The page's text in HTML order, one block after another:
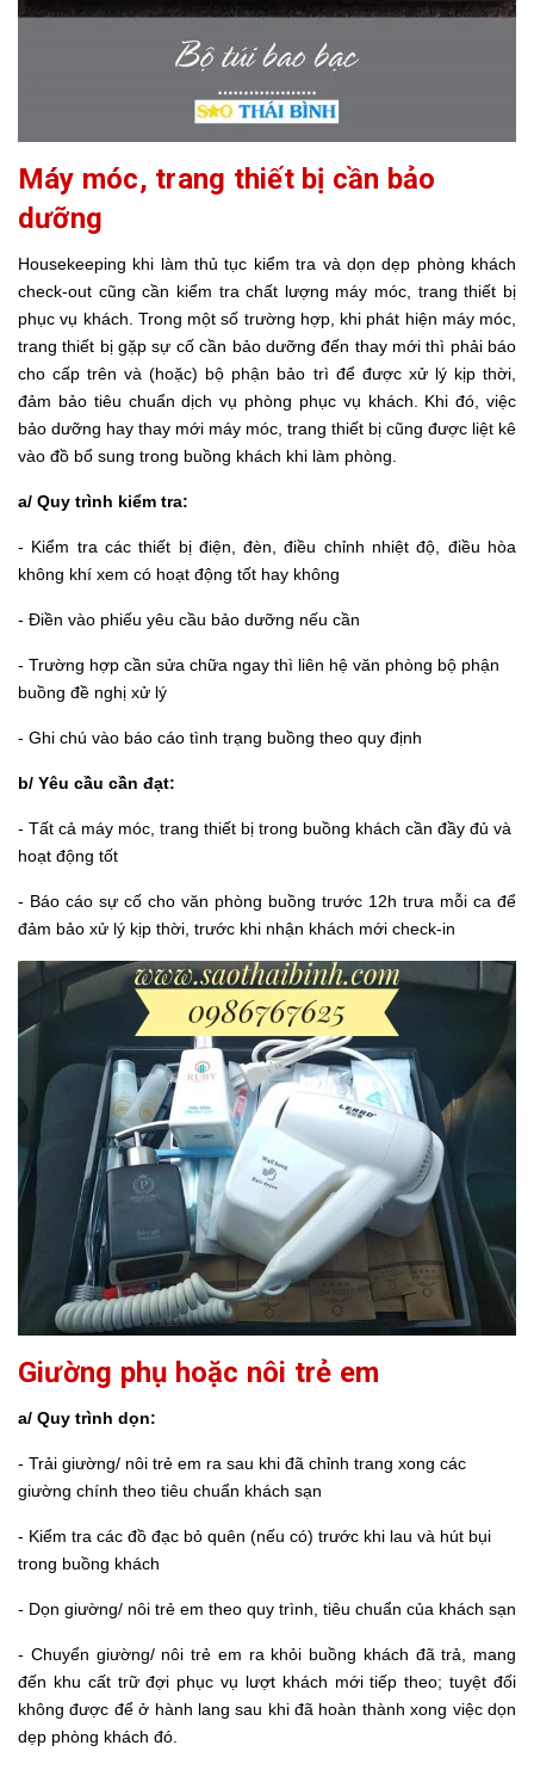
Máy móc, trang thiết bị cần bảo
dưỡng
Housekeeping khi làm thủ tục kiểm tra và dọn dẹp phòng khách
check-out cũng cần kiểm tra chất lượng máy móc, trang thiết bị
phục vụ khách. Trong một số trường hợp, khi phát hiện máy móc,
trang thiết bị gặp sự cố cần bảo dưỡng đến thay mới thì phải báo
cho cấp trên và (hoặc) bộ phận bảo trì để được xử lý kịp thời,
đảm bảo tiêu chuẩn dịch vụ phòng phục vụ khách. Khi đó, việc
bảo dưỡng hay thay mới máy móc, trang thiết bị cũng được liệt kê
vào đồ bổ sung trong buồng khách khi làm phòng.
a/ Quy trình kiểm tra:
- Kiểm tra các thiết bị điện, đèn, điều chỉnh nhiệt độ, điều hòa
không khí xem có hoạt động tốt hay không
- Điền vào phiếu yêu cầu bảo dưỡng nếu cần
- Trường hợp cần sửa chữa ngay thì liên hệ văn phòng bộ phận
buồng đề nghị xử lý
- Ghi chú vào báo cáo tình trạng buồng theo quy định
b/ Yêu cầu cần đạt:
- Tất cả máy móc, trang thiết bị trong buồng khách cần đầy đủ và
hoạt động tốt
- Báo cáo sự cố cho văn phòng buồng trước 12h trưa mỗi ca để
đảm bảo xử lý kịp thời, trước khi nhận khách mới check-in
Giường phụ hoặc nôi trẻ em
a/ Quy trình dọn:
- Trải giường/ nôi trẻ em ra sau khi đã chỉnh trang xong các
giường chính theo tiêu chuẩn khách sạn
- Kiểm tra các đồ đạc bỏ quên (nếu có) trước khi lau và hút bụi
trong buồng khách
- Dọn giường/ nôi trẻ em theo quy trình, tiêu chuẩn của khách sạn
- Chuyển giường/ nôi trẻ em ra khỏi buồng khách đã trả, mang
đến khu cất trữ đợi phục vụ lượt khách mới tiếp theo; tuyệt đối
không được để ở hành lang sau khi đã hoàn thành xong việc dọn
dẹp phòng khách đó.